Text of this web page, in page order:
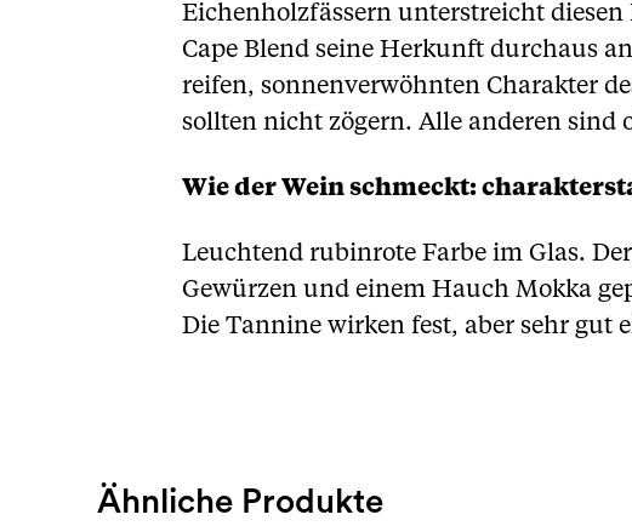
Eichenholzfässern unterstreicht
Cape Blend seine Herkunft durchaus
reifen, sonnenverwöhnten Charakter
sollten nicht zögern. Alle anderen sind
Wie der Wein schmeckt:
Leuchtend rubinrote Farbe im Glas.
Gewürzen und einem Hauch Mokka
Die Tannine wirken fest, aber sehr gut
Ähnliche Produkte